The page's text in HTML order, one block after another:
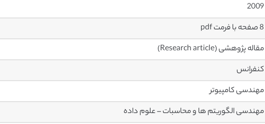
2009
8 صفحه با فرمت pdf
مقاله پژوهشی (Research article)
کنفرانس
مهندسی کامپیوتر
مهندسی الگوریتم ها و محاسبات – علوم داده